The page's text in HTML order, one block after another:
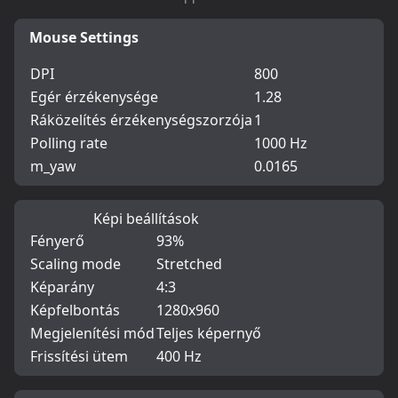
Mouse Settings
DPI
800
Egér érzékenysége
1.28
Ráközelítés érzékenységszorzója1
Polling rate
1000 Hz
m_yaw
0.0165
Képi beállítások
Fényerő
93%
Scaling mode
Stretched
Képarány
4:3
Képfelbontás
1280x960
Megjelenítési módTeljes képernyő
Frissítési ütem
400 Hz